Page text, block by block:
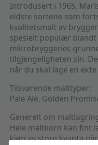
Introdusert i 1965,
eldste sortene som
kvalitetsmalt av
spesielt populær
mikrobryggerier,
tilgjengeligheten sin.
når du skal lage en
Tilsvarende malttyper:
Pale Ale, Golden
Generelt om
Hele maltkorn kan fint
kjøp av store kvanta